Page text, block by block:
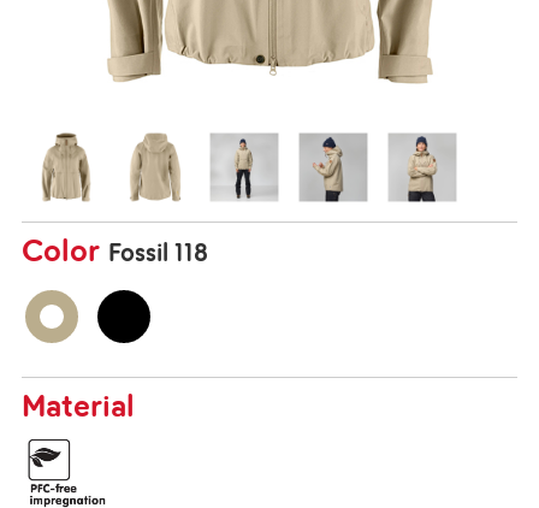
Color Fossil 118
Material